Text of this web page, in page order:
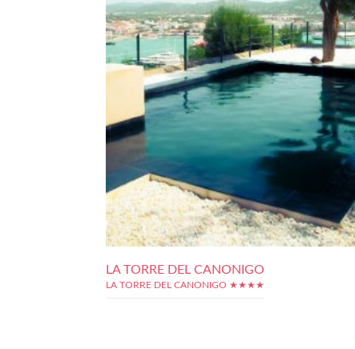
LA TORRE DEL CANONIGO
LA TORRE DEL CANONIGO ★★★★